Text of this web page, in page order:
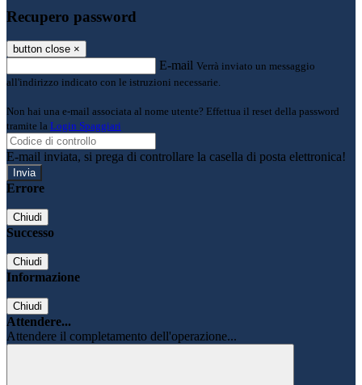
Recupero password
button close ×
E-mail Verrà inviato un messaggio
all'indirizzo indicato con le istruzioni necessarie.
Non hai una e-mail associata al nome utente? Effettua il reset della password
tramite la Login Spaggiari
E-mail inviata, si prega di controllare la casella di posta elettronica!
Errore
Chiudi
Successo
Chiudi
Informazione
Chiudi
Attendere...
Attendere il completamento dell'operazione...